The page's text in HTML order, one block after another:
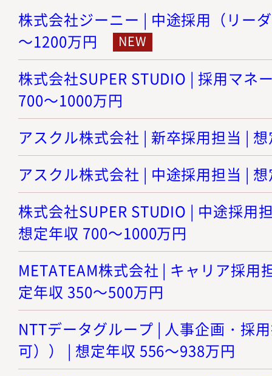
株式会社ジーニー | 中途採用（リー
～1200万円
株式会社SUPER STUDIO | 採用マネ
700～1000万円
アスクル株式会社 | 新卒採用担当 |
アスクル株式会社 | 中途採用担当 |
株式会社SUPER STUDIO | 中途採用
想定年収 700～1000万円
METATEAM株式会社 | キャリア採用
定年収 350～500万円
NTTデータグループ | 人事企画・採
可）） | 想定年収 556～938万円